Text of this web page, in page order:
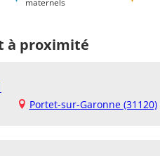
à proximité
Portet-sur-Garonne (31120)